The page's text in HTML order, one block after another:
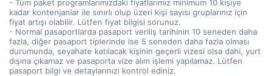
- Tüm paket programlarımızdaki fiyatlarımız minimum 10 kişiye
kadar kontenjanlar ile sınırlı olup üzeri kişi sayısı gruplarınız için
fiyat artışı olabilir. Lütfen fiyat bilgisi sorunuz.
- Normal pasaportlarda pasaport veriliş tarihinin 10 seneden daha
fazla, diğer pasaport tiplerinde ise 5 seneden daha fazla olması
durumunda, seyahate katılacak kişinin geçerli vizesi olsa dahi, yurt
dışına çıkamaz ve pasaporta vize alım işlemi yapılamaz. Lütfen
pasaport bilgi ve detaylarınızı kontrol ediniz.